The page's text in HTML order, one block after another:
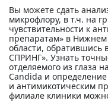
Вы можете сдать
микрофлору, в т.ч. на
чувствительности к
препаратам» в
области, обратившись
СПРИНГ». Узнать
отделяемого из глаза
Candida и
и антимикотическим
филиале клиники